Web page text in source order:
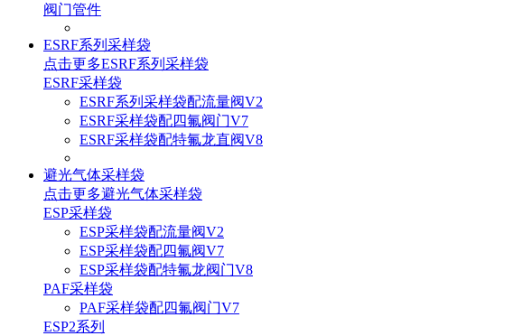
阀门管件
ESRF系列采样袋
点击更多ESRF系列采样袋
ESRF采样袋
ESRF系列采样袋配流量阀V2
ESRF采样袋配四氟阀门V7
ESRF采样袋配特氟龙直阀V8
避光气体采样袋
点击更多避光气体采样袋
ESP采样袋
ESP采样袋配流量阀V2
ESP采样袋配四氟阀V7
ESP采样袋配特氟龙阀门V8
PAF采样袋
PAF采样袋配四氟阀门V7
ESP2系列